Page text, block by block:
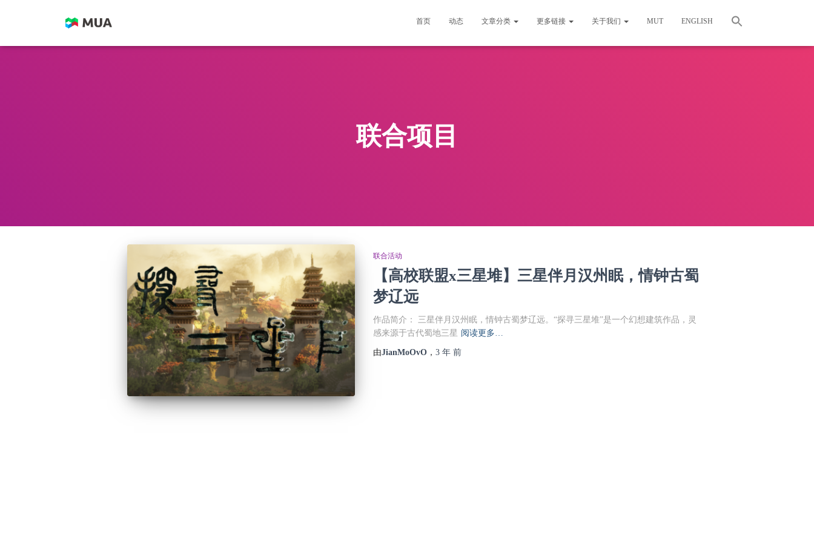
首页 动态 文章分类 更多链接 关于我们 MUT ENGLISH
联合项目
联合活动
【高校联盟x三星堆】三星伴月汉州眠，情钟古蜀
梦辽远
作品简介： 三星伴月汉州眠，情钟古蜀梦辽远。“探寻三星堆”是一个幻想建筑作品，灵
感来源于古代蜀地三星 阅读更多…
由JianMoOvO， 3 年前